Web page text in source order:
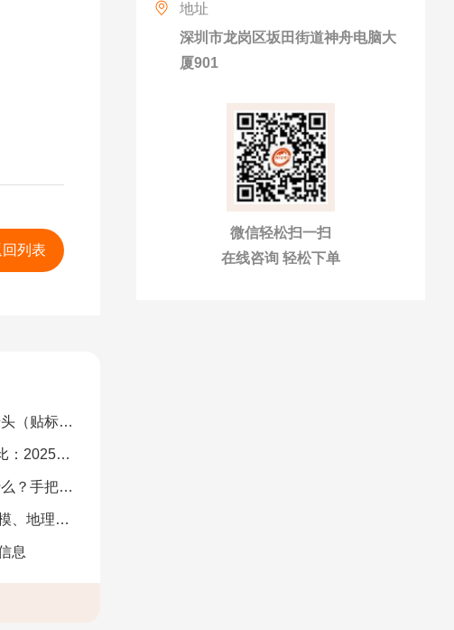
列表
2025最新详解）
（附决策流程图）
坑（附超全指南）
优势分析
息
地址
深圳市龙岗区坂田街道神舟电脑大
厦901
微信轻松扫一扫
在线咨询 轻松下单